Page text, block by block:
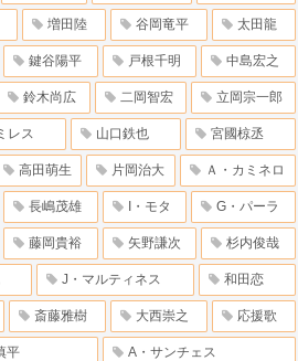
増田陸 谷岡竜平 太田龍
鍵谷陽平 戸根千明 中島宏之
鈴木尚広 二岡智宏 立岡宗一郎
レス 山口鉄也 宮國椋丞
高田萌生 片岡治大 Ａ・カミネロ
長嶋茂雄 I・モタ G・パーラ
藤岡貴裕 矢野謙次 杉内俊哉
J・マルティネス 和田恋
斎藤雅樹 大西崇之 応援歌
平 A・サンチェス